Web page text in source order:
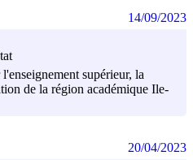
supérieur, la
de la région académique Ile-
14/09/2023
20/04/2023